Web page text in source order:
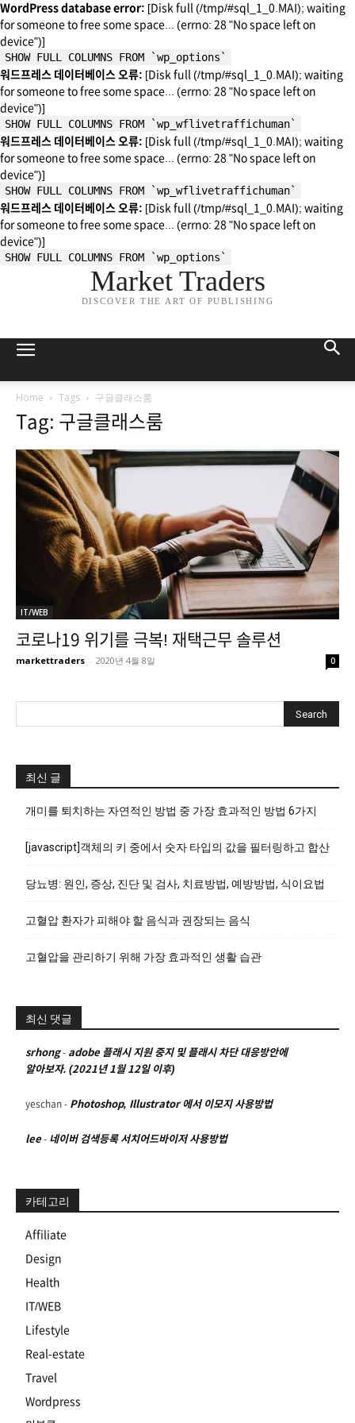
WordPress database error: [Disk full (/tmp/#sql_1_0.MAI); waiting
for someone to free some space... (errno: 28 "No space left on
device")]
SHOW FULL COLUMNS FROM `wp_options`
워드프레스 데이터베이스 오류: [Disk full (/tmp/#sql_1_0.MAI); waiting
for someone to free some space... (errno: 28 "No space left on
device")]
SHOW FULL COLUMNS FROM `wp_wflivetraffichuman`
워드프레스 데이터베이스 오류: [Disk full (/tmp/#sql_1_0.MAI); waiting
for someone to free some space... (errno: 28 "No space left on
device")]
SHOW FULL COLUMNS FROM `wp_wflivetraffichuman`
워드프레스 데이터베이스 오류: [Disk full (/tmp/#sql_1_0.MAI); waiting
for someone to free some space... (errno: 28 "No space left on
device")]
SHOW FULL COLUMNS FROM `wp_options`
Market Traders
DISCOVER THE ART OF PUBLISHING
Home Tags 구글클래스룸
Tag: 구글클래스룸
IT/WEB
코로나19 위기를 극복! 재택근무 솔루션
markettraders - 2020년 4월 8일 0
최신 글
개미를 퇴치하는 자연적인 방법 중 가장 효과적인 방법 6가지
[javascript]객체의 키 중에서 숫자 타입의 값을 필터링하고 합산
당뇨병: 원인, 증상, 진단 및 검사, 치료방법, 예방방법, 식이요법
고혈압 환자가 피해야 할 음식과 권장되는 음식
고혈압을 관리하기 위해 가장 효과적인 생활 습관
최신 댓글
srhong- adobe 플래시 지원 중지 및 플래시 차단 대응방안에
알아보자. (2021년 1월 12일 이후)
yeschan - Photoshop, Illustrator 에서 이모지 사용방법
lee - 네이버 검색등록 서치어드바이저 사용방법
카테고리
Affiliate
Design
Health
IT/WEB
Lifestyle
Real-estate
Travel
Wordpress